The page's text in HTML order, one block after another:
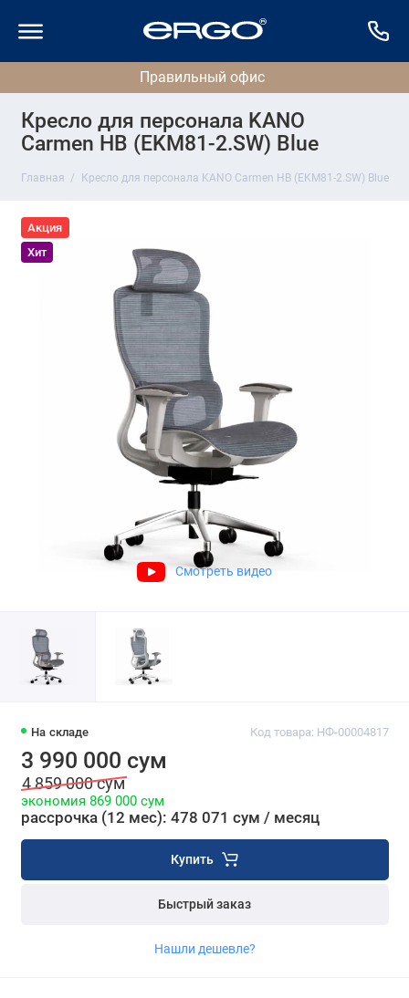
Кресло для персонала KANO
Carmen HB (EKM81-2.SW) Blue
Главная Кресло для персонала KANO Carmen HB (EKM81-2.SW) Blue
Акция
Хит
Смотреть видео
На складе Код товара: НФ-00004817
3 990 000 сум
4 859 000 сум
экономия 869 000 сум
рассрочка (12 мес): 478 071 сум / месяц
Купить
Быстрый заказ
Нашли дешевле?